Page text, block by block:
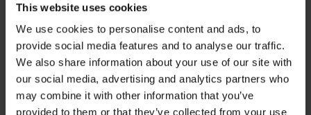
This website uses cookies
We use cookies to personalise content and ads, to
provide social media features and to analyse our traffic.
We also share information about your use of our site with
our social media, advertising and analytics partners who
may combine it with other information that you’ve
provided to them or that they’ve collected from your use